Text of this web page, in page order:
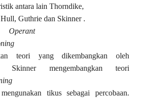
antara lain Thorndike,
Guthrie dan Skinner .
teori yang dikembangkan oleh
Skinner mengembangkan teori
tikus sebagai percobaan.